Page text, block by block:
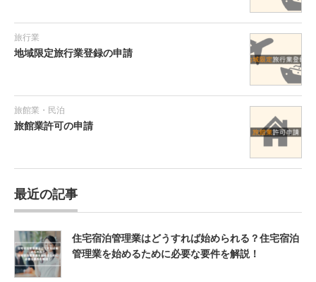
旅行業
地域限定旅行業登録の申請
旅館業・民泊
旅館業許可の申請
最近の記事
住宅宿泊管理業はどうすれば始められる？住宅宿泊
管理業を始めるために必要な要件を解説！